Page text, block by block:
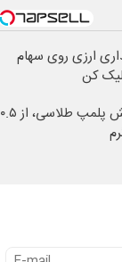
ارزی روی سهام
کن
خرید شمش پلمپ طلاسی، از ۰.۵